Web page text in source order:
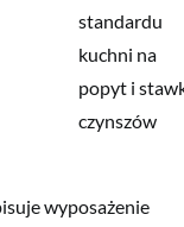
standardu
kuchni na
popyt i
czynszów
wyposażenie